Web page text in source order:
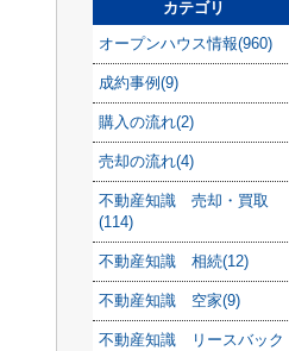
カテゴリ
オープンハウス情報(960)
成約事例(9)
購入の流れ(2)
売却の流れ(4)
不動産知識 売却・買取
(114)
不動産知識 相続(12)
不動産知識 空家(9)
不動産知識 リースバック